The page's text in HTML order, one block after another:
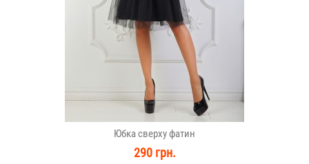
Юбка сверху фатин
290 грн.